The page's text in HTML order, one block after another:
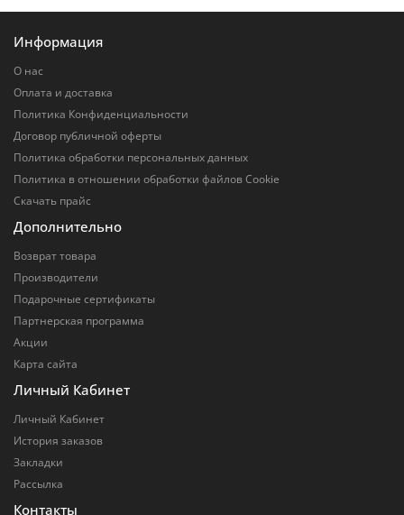
Информация
О нас
Оплата и доставка
Политика Конфиденциальности
Договор публичной оферты
Политика обработки персональных данных
Политика в отношении обработки файлов Cookie
Скачать прайс
Дополнительно
Возврат товара
Производители
Подарочные сертификаты
Партнерская программа
Акции
Карта сайта
Личный Кабинет
Личный Кабинет
История заказов
Закладки
Рассылка
Контакты